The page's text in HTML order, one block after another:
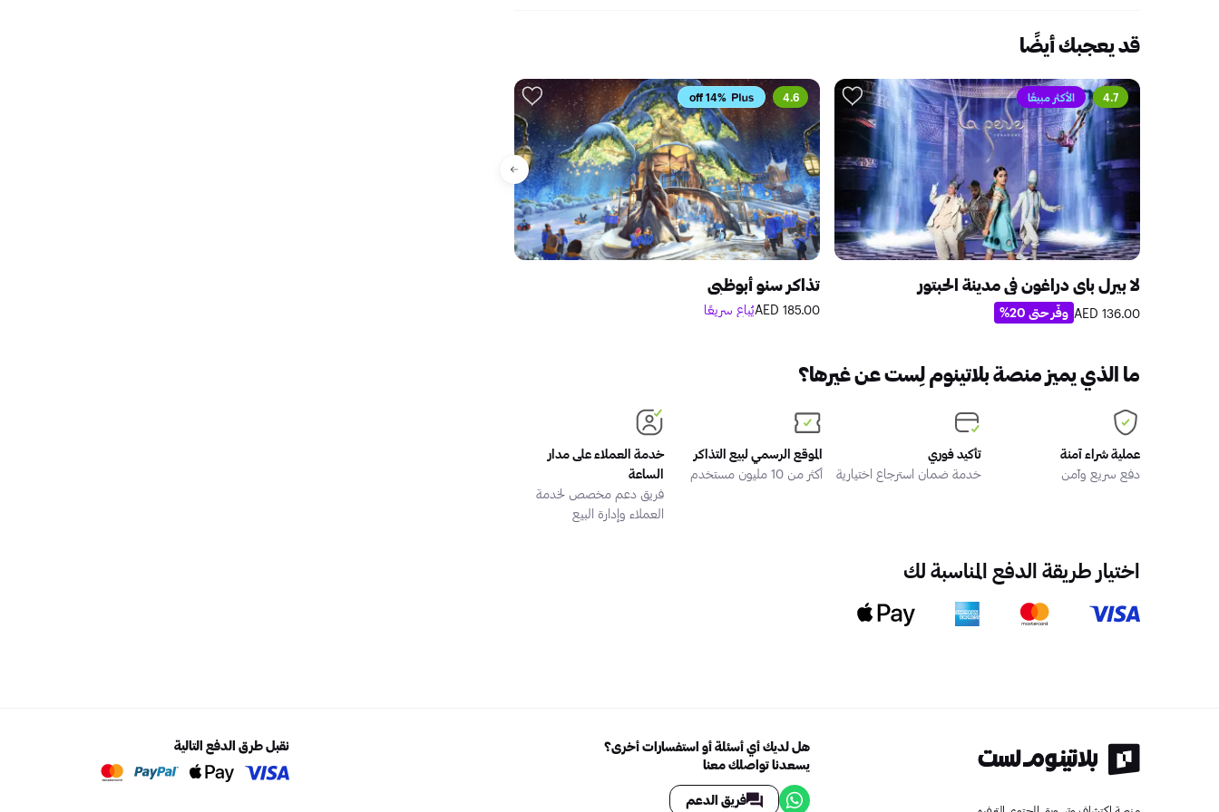
سيصدر ألبومهم السادس في وقت لاحق من عام 2026 على Merge Records.
قد يعجبك أيضًا
4.7 الأكثر مبيعًا
لا بيرل باي دراغون في مدينة الحبتور
136.00 AED وفّر حتى 20%
4.6
14% off
تذاكر سنو أبوظبي
185.00 AED يُباع سريعًا
ما الذي يميز منصة بلاتينوم لِست عن غيرها؟
عملية شراء آمنة
دفع سريع وآمن
تأكيد فوري
خدمة ضمان استرجاع اختيارية
الموقع الرسمي لبيع التذاكر
أكثر من 10 مليون مستخدم
خدمة العملاء على مدار
الساعة
فريق دعم مخصص لخدمة
العملاء وإدارة البيع
اختيار طريقة الدفع المناسبة لك
هل لديك أي أسئلة أو استفسارات أخرى؟
يسعدنا تواصلك معنا
فريق الدعم
نقبل طرق الدفع التالية